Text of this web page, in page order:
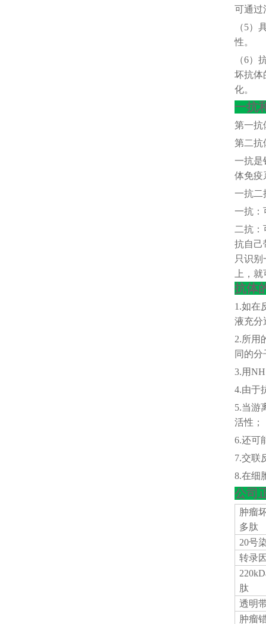
可通过
（5）
性。
（6）
坏抗体
化。
一抗
第一抗
第二抗
一抗是
体免疫
一抗二
一抗：
二抗
抗自己
只识
上，
抗体
1.如在
液充分
2.所用
同的
3.用
4.由于
5.当游
活性；
6.还可
7.交联
8.在细
公司
肿瘤
多肽
20号
转录
肽
透明
肿瘤